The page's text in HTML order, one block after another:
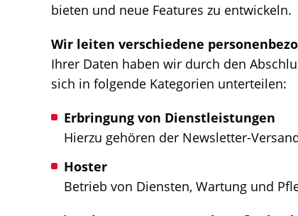
bieten und neue Features zu entwickeln.
Wir leiten verschiedene
Ihrer Daten haben wir durch den
sich in folgende Kategorien unterteilen:
Erbringung von Dienstleistungen
Hierzu gehören der Newsletter-
Hoster
Betrieb von Diensten, Wartung und